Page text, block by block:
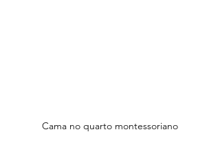
Cama no quarto montessoriano